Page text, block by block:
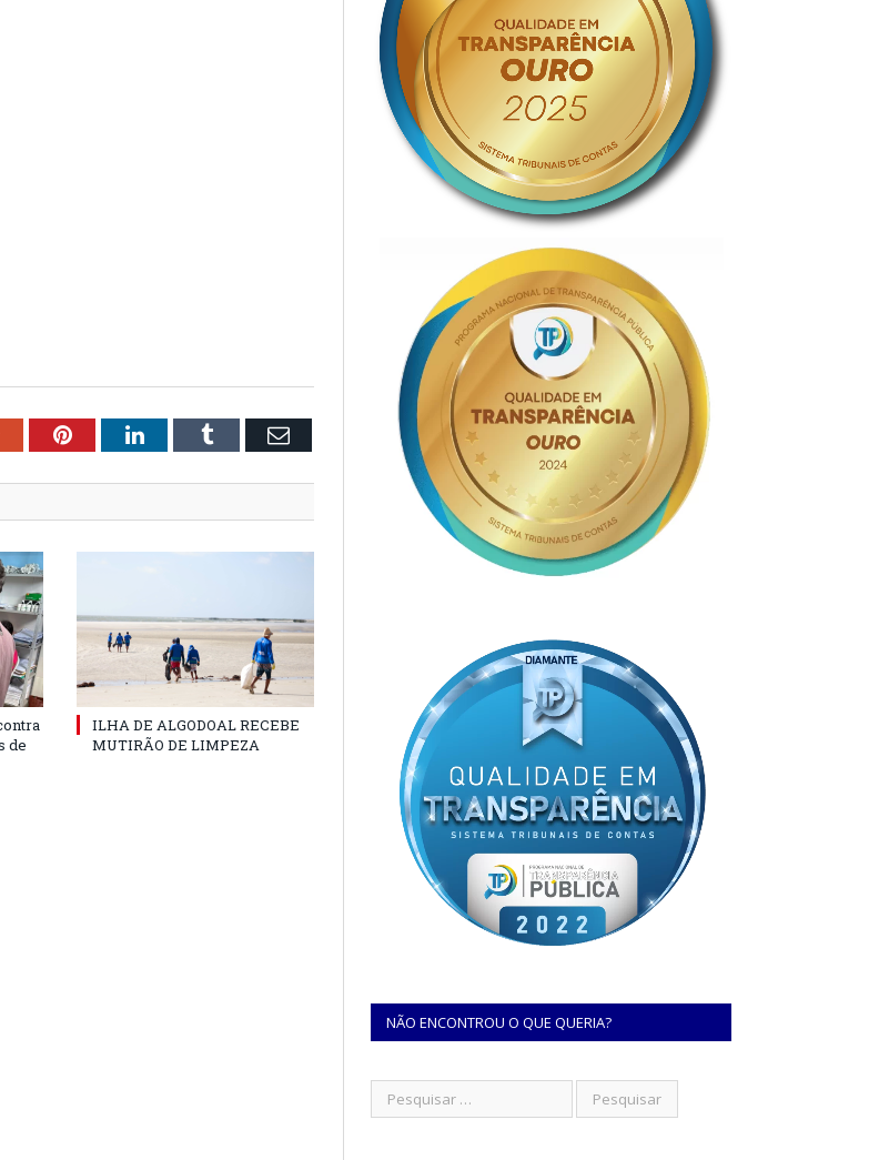
Google+PinterestLinkedInTumblr Email
de
ILHA DE ALGODOAL RECEBE
MUTIRÃO DE LIMPEZA
NÃO ENCONTROU O QUE QUERIA?